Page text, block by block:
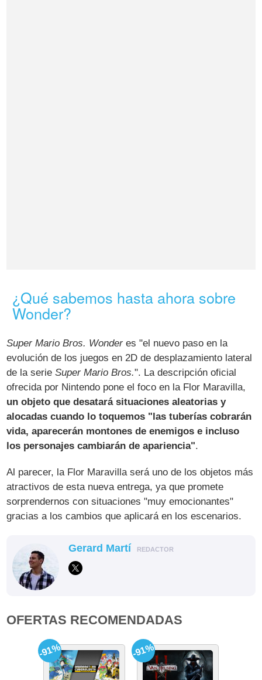
¿Qué sabemos hasta ahora sobre
Wonder?
Super Mario Bros. Wonderes "el nuevo paso en la
evolución de los juegos en 2D de desplazamiento lateral
de la serieSuper Mario Bros.". La descripción oficial
ofrecida por Nintendo pone el foco en la Flor Maravilla,
un objeto que desatará situaciones aleatorias y
alocadas cuando lo toquemos "las tuberías cobrarán
vida, aparecerán montones de enemigos e incluso
los personajes cambiarán de apariencia".
Al parecer, la Flor Maravilla será uno de los objetos más
atractivos de esta nueva entrega, ya que promete
sorprendernos con situaciones "muy emocionantes"
gracias a los cambios que aplicará en los escenarios.
Gerard Martí REDACTOR
OFERTAS RECOMENDADAS
-91% -91%